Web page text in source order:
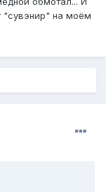
"сувэнир" на моём